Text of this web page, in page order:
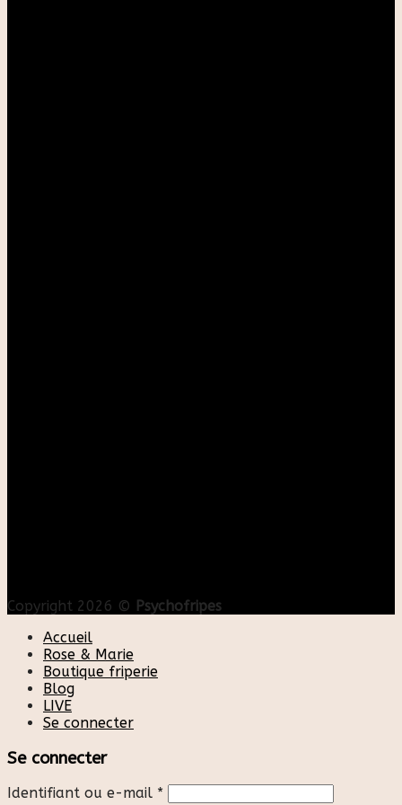
Copyright 2026 © Psychofripes
Accueil
Rose & Marie
Boutique friperie
Blog
LIVE
Se connecter
Se connecter
Identifiant ou e-mail *